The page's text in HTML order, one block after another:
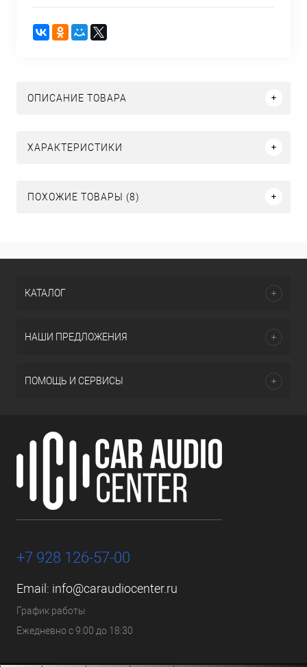
ОПИСАНИЕ ТОВАРА
ХАРАКТЕРИСТИКИ
ПОХОЖИЕ ТОВАРЫ (8)
КАТАЛОГ
НАШИ ПРЕДЛОЖЕНИЯ
ПОМОЩЬ И СЕРВИСЫ
+7 928 126-57-00
Email: info@caraudiocenter.ru
График работы
Ежедневно с 9:00 до 18:30